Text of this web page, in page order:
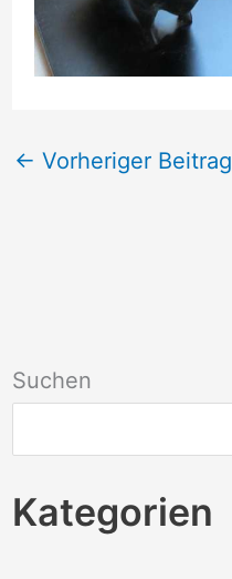
Suchen
Kategorien
← Vorheriger Beitrag